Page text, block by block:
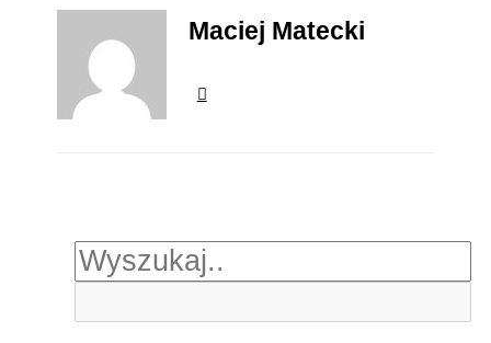
Maciej Matecki